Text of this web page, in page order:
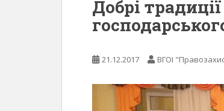
Добрі
21.12.2017 ВГОІ